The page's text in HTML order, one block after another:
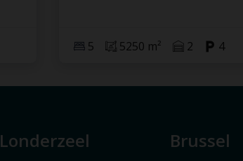
5 5250 m² 2 4
Londerzeel Brussel